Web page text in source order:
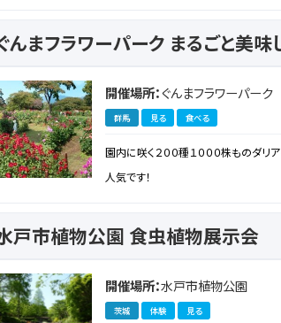
んまフラワーパーク まるごと美味
開催場所：ぐんまフラワーパーク
群馬 見る 食べる
園内に咲く２００種１０００株ものダリ
人気です！
戸市植物公園 食虫植物展示会
開催場所：水戸市植物公園
茨城 体験 見る